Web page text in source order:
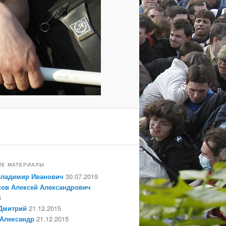
МАТЕРИАЛЫ
Иванович 30.07.2019
Алексей Александрович
21.12.2015
21.12.2015